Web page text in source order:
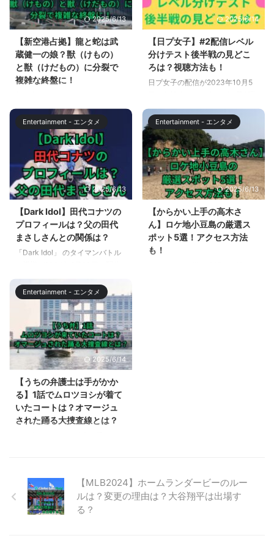
2025/6/13
【新空港占拠】龍と蛇は武
蔵健一の娘？獣（けもの）
と獣（けだもの）に分裂で
複雑な終盤に！
第8話が放送されました。 新空港
占拠では、ついに、獣全員の顔が
判明しました。しかし、獣のリー
ダーである、龍の悠月（演/高橋
メアリージュン）が獣になった理
由はいまだに明かされていませ
ん。また、大病院占拠で捜査官で
あった、蛇の駿河紗季（演/宮本
茉由）についても明らかになって
いません。 また、獣の中でも過
激な考え方を持つ、新見大河
（演/ジェシー）に同調する獣
（けだもの）の分裂で、今後の展
います。 この記事では、新空港
占拠の第8話までの内容から、龍
2025/6/14
【日プ女子】#2配信レベル
分けテスト後半戦の見どこ
ろは？視聴方法も！
日プ女子の配信が2023年10月5
（#2）の配信が始まります。
2023/10/12（木）開場20:00 /開
演21:00 この記事では、
2023/10/12（木）から配信開始
される「PRODUCE 101 JAPAN
THE GIRLS」の #2！白熱するレ
ベル分けテスト後半の見どころに
ついて解説します。 また、まだ
は、視聴方法もお伝えします。
【日プ女子】#2配信レベル分け
テスト後半戦の見どころは？ レ
ベル分けテスト前半戦の模様は？
Entertainment - エンタメ
2025/6/13
【Dark Idol】田代コナツの
プロフィールは？父の田代
まさしさんとの関係は？
「Dark Idol」 のタイマンバトル
アイドルになりたいけど、夢を諦
めざるを得なかった女性たちに、
もう一度チャンスを与えるオーデ
ィション番組です。 本編#2で
は、最終候補生たちが歌、ダンス
とアピールタイムで生き残りをか
けてタイマンバトルを繰り広げま
が、田代まさしさんを父に持つ田
代コナツさんでした。 この記事
では、「Dark Idol 」本編#2に登
場した田代コナツさんの経歴と、
Entertainment - エンタメ
2025/6/13
【からかい上手の高木さ
ん】ロケ地小豆島の厳選ス
ポット5選！アクセス方法
も！
Entertainment - エンタメ
2025/6/14
【うちの弁護士は手がかか
る】1話でムロツヨシが着て
いたコートは？オマージュ
された踊る大捜査線とは？
人気ドラマをオマージュしたシー
ンがありますが、第1話では人気
ドラマ踊る大捜査線をオマージュ
【MLB2024】ホームランダービーのルー
ルは？変更の理由は？大谷翔平は出場す
る？